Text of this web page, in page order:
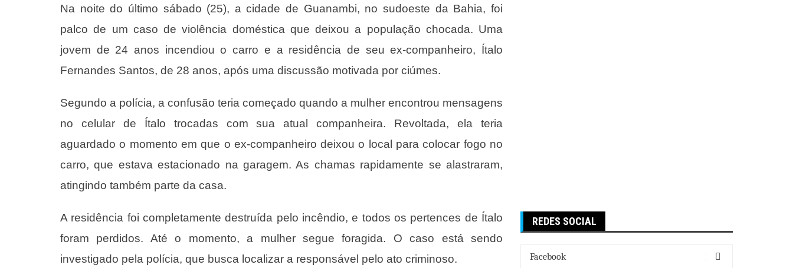
Na noite do último sábado (25), a cidade de Guanambi, no sudoeste da Bahia, foi
palco de um caso de violência doméstica que deixou a população chocada. Uma
jovem de 24 anos incendiou o carro e a residência de seu ex-companheiro, Ítalo
Fernandes Santos, de 28 anos, após uma discussão motivada por ciúmes.
Segundo a polícia, a confusão teria começado quando a mulher encontrou mensagens
no celular de Ítalo trocadas com sua atual companheira. Revoltada, ela teria
aguardado o momento em que o ex-companheiro deixou o local para colocar fogo no
carro, que estava estacionado na garagem. As chamas rapidamente se alastraram,
atingindo também parte da casa.
A residência foi completamente destruída pelo incêndio, e todos os pertences de Ítalo
foram perdidos. Até o momento, a mulher segue foragida. O caso está sendo
investigado pela polícia, que busca localizar a responsável pelo ato criminoso.
REDES SOCIAL
Facebook